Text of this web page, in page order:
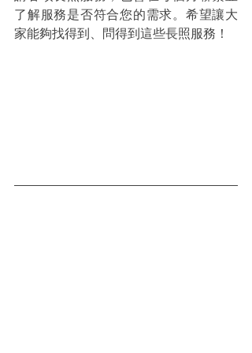
了解服務是否符合您的需求。希望讓大
家能夠找得到、問得到這些長照服務！